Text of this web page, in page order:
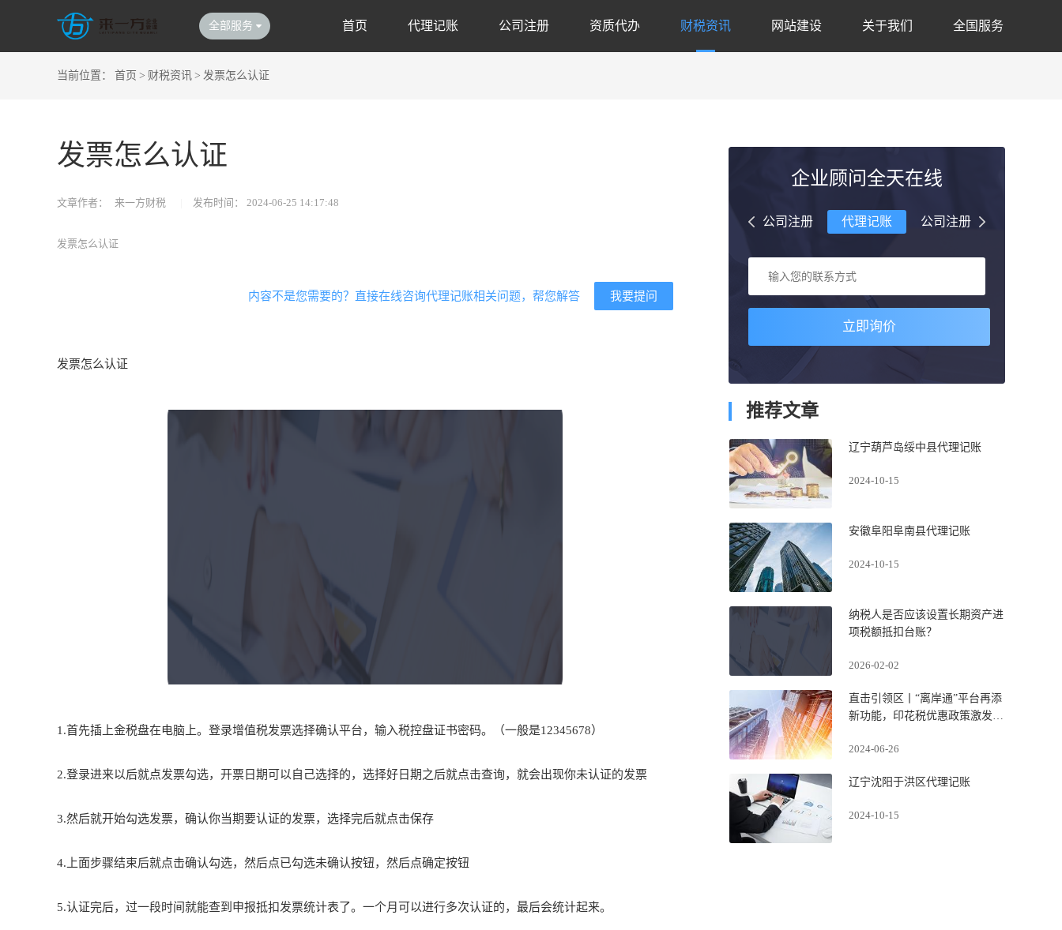
全部服务 首页 代理记账 公司注册 资质代办 财税资讯 网站建设 关于我们 全国服务
当前位置： 首页 > 财税资讯 > 发票怎么认证
发票怎么认证
文章作者： 来一方财税 发布时间： 2024-06-25 14:17:48
发票怎么认证
我要提问
内容不是您需要的？直接在线咨询代理记账相关问题，帮您解答
发票怎么认证
1.首先插上金税盘在电脑上。登录增值税发票选择确认平台，输入税控盘证书密码。（一般是12345678）
2.登录进来以后就点发票勾选，开票日期可以自己选择的，选择好日期之后就点击查询，就会出现你未认证的发票
3.然后就开始勾选发票，确认你当期要认证的发票，选择完后就点击保存
4.上面步骤结束后就点击确认勾选，然后点已勾选未确认按钮，然后点确定按钮
5.认证完后，过一段时间就能查到申报抵扣发票统计表了。一个月可以进行多次认证的，最后会统计起来。
企业顾问全天在线
公司注册 代理记账 公司注册
立即询价
推荐文章
辽宁葫芦岛绥中县代理记账
2024-10-15
安徽阜阳阜南县代理记账
2024-10-15
纳税人是否应该设置长期资产进
项税额抵扣台账？
2026-02-02
直击引领区丨“离岸通”平台再添
新功能，印花税优惠政策激发离
2024-06-26
辽宁沈阳于洪区代理记账
2024-10-15